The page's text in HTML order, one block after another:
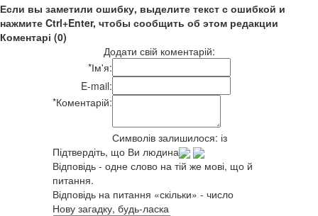
Если вы заметили ошибку, выделите текст с ошибкой и
нажмите Ctrl+Enter, чтобы сообщить об этом редакции
Коментарі (0)
Додати свій коментарій:
*Ім'я:
E-mail:
*Коментарій:
Символів залишилося: із
Підтвердіть, що Ви людина
Відповідь - одне слово на тій же мові, що й
питання.
Відповідь на питання «скільки» - число
Нову загадку, будь-ласка